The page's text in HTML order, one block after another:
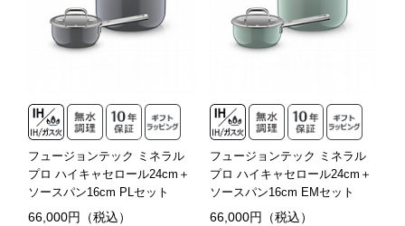
フュージョンテック ミネラル
プロ ハイキャセロール24cm＋
ソースパン16cm PLセット
66,000円（税込）
フュージョンテック ミネラル
プロ ハイキャセロール24cm＋
ソースパン16cm EMセット
66,000円（税込）